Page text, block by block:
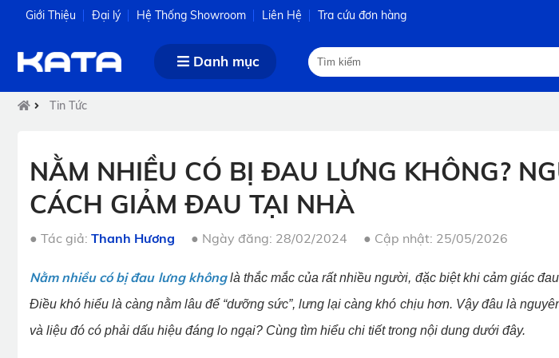
Giới Thiệu Đại lý Hệ Thống Showroom Liên Hệ Tra cứu đơn hàng
Danh mục
Tin Tức
NẰM NHIỀU CÓ BỊ ĐAU LƯNG KHÔNG?
CÁCH GIẢM ĐAU TẠI NHÀ
● Tác giả: Thanh Hương ● Ngày đăng: 28/02/2024 ● Cập nhật: 25/05/2026
Nằm nhiều có bị đau lưng khônglà thắc mắc của rất nhiều người, đặc biệt khi cảm giác
Điều khó hiểu là càng nằm lâu để “dưỡng sức”, lưng lại càng khó chịu hơn. Vậy đâu là
và liệu đó có phải dấu hiệu đáng lo ngại? Cùng tìm hiểu chi tiết trong nội dung dưới đây.